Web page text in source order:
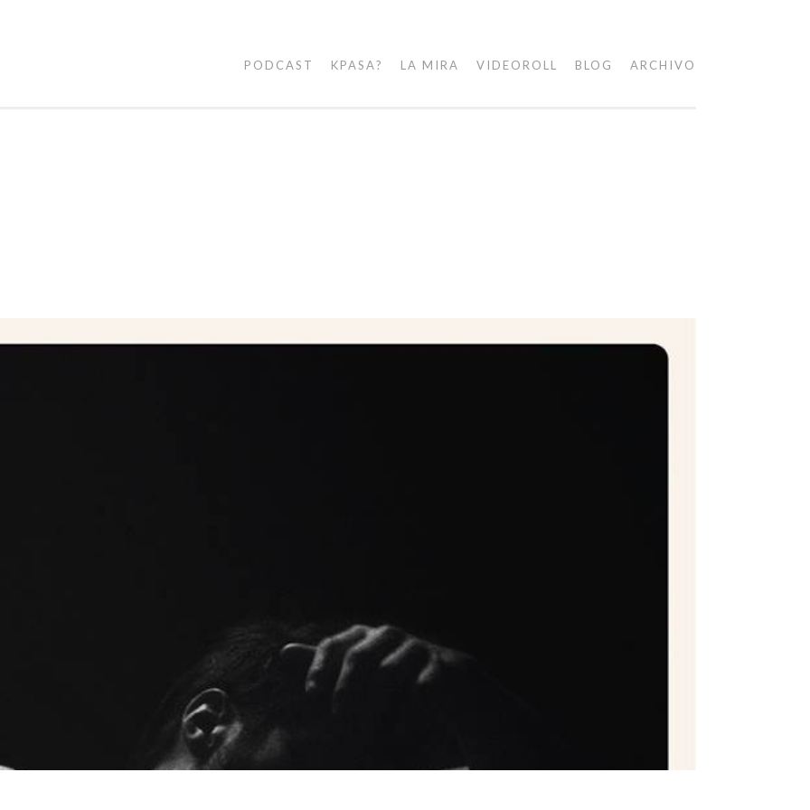
PODCAST KPASA? LA MIRA VIDEOROLL BLOG ARCHIVO